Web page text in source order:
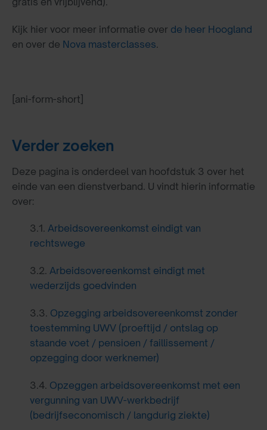
Kijk hier voor meer informatie over de heer Hoogland
en over de Nova masterclasses.
[ani-form-short]
Verder zoeken
Deze pagina is onderdeel van hoofdstuk 3 over het
einde van een dienstverband. U vindt hierin informatie
over:
3.1. Arbeidsovereenkomst eindigt van
rechtswege
3.2. Arbeidsovereenkomst eindigt met
wederzijds goedvinden
3.3. Opzegging arbeidsovereenkomst zonder
toestemming UWV (proeftijd / ontslag op
staande voet / pensioen / faillissement /
opzegging door werknemer)
3.4. Opzeggen arbeidsovereenkomst met een
vergunning van UWV-werkbedrijf
(bedrijfseconomisch / langdurig ziekte)